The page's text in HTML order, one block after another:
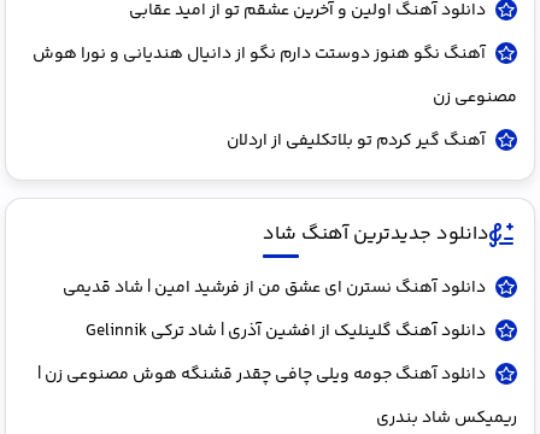
دانلود آهنگ اوﻟﻴﻦ و آﺧﺮﻳﻦ ﻋﺸﻘﻢ ﺗﻮ از امید عقابی
آهنگ نگو هنوز دوستت دارم نگو از دانیال هندیانی و نورا هوش
مصنوعی زن
آهنگ ﮔﻴﺮ ﻛﺮدم ﺗﻮ ﺑﻠﺎﺗﻜﻠﻴﻔﻰ از اردلان
دانلود جدیدترین آهنگ شاد
دانلود آهنگ نسترن ای عشق من از فرشید امین | شاد قدیمی
دانلود آهنگ گلینلیک از افشین آذری | شاد ترکی Gelinnik
دانلود آهنگ جومه ویلی چافی چقدر قشنگه هوش مصنوعی زن |
ریمیکس شاد بندری